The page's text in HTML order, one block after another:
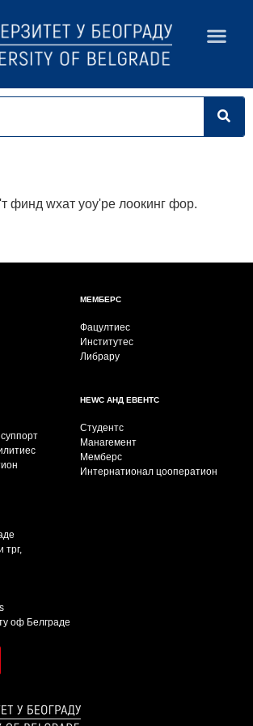
финд wхат yоу'ре лоокинг фор.
МЕМБЕРС
Фацултиес
Институтес
Либрарy
НЕWС АНД ЕВЕНТС
Студентс
Манагемент
Мемберс
Интернатионал цооператион
трг,
оф Белграде